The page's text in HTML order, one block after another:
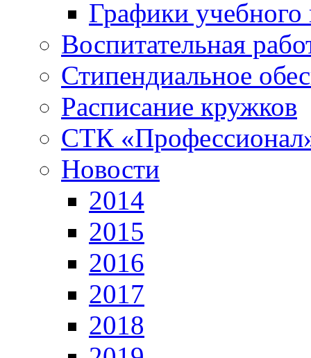
Графики учебного
Воспитательная
Стипендиальное
Расписание кружков
СТК
Новости
2014
2015
2016
2017
2018